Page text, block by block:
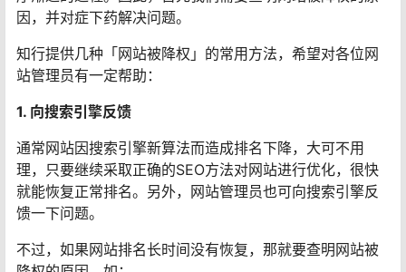
因，并对症下药解决问题。
知行提供几种「网站被降权」的常用方法，希望对各位网
站管理员有一定帮助：
1. 向搜索引擎反馈
通常网站因搜索引擎新算法而造成排名下降，大可不用
理，只要继续采取正确的SEO方法对网站进行优化，很快
就能恢复正常排名。另外，网站管理员也可向搜索引擎反
馈一下问题。
不过，如果网站排名长时间没有恢复，那就要查明网站被